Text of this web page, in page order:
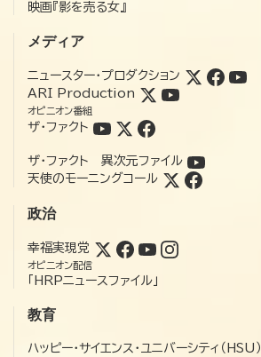
映画『影を売る女』
メディア
ニュースター・プロダクション
ARI Production
オピニオン番組
ザ・ファクト
ザ・ファクト 異次元ファイル
天使のモーニングコール
政治
幸福実現党
オピニオン配信
「HRPニュースファイル」
教育
ハッピー・サイエンス・ユニバーシティ（HSU）